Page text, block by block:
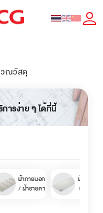
วณวัสดุ
ารง่าย ๆ ได้ที่นี้
ฝ้าภายนอก
/ ฝ้าชายคา
ฝ้าภายใน
ฝ้าเพดาน